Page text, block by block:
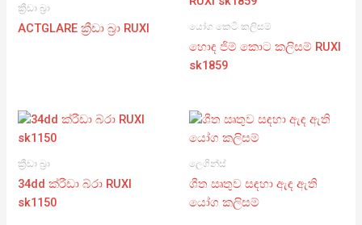
ක්‍රීඩා බ්‍රා
ACTGLARE ක්‍රීඩා බ්‍රා RUXI යෝග කෙටි කලිසම්
හොඳ ජිම් කොට කලිසම් RUXI
sk1859
ක්‍රීඩා බ්‍රා
34dd ක්රීඩා බ්රා RUXI
sk1150
ලෙගින්ස්
ශීත ඍතුව සඳහා ඇඳ ඇති
යෝග කලිසම්